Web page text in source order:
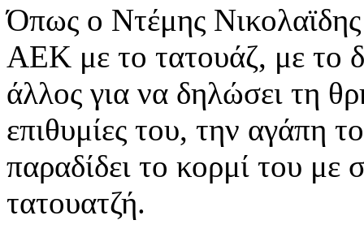
Όπως ο Ντέμης Νικολαϊδης
ΑΕΚ με το τατουάζ, με το
άλλος για να δηλώσει τη
επιθυμίες του, την αγάπη
παραδίδει το κορμί του με
τατουατζή.